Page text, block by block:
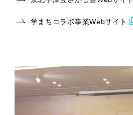
学まちコラボ事業Webサイト